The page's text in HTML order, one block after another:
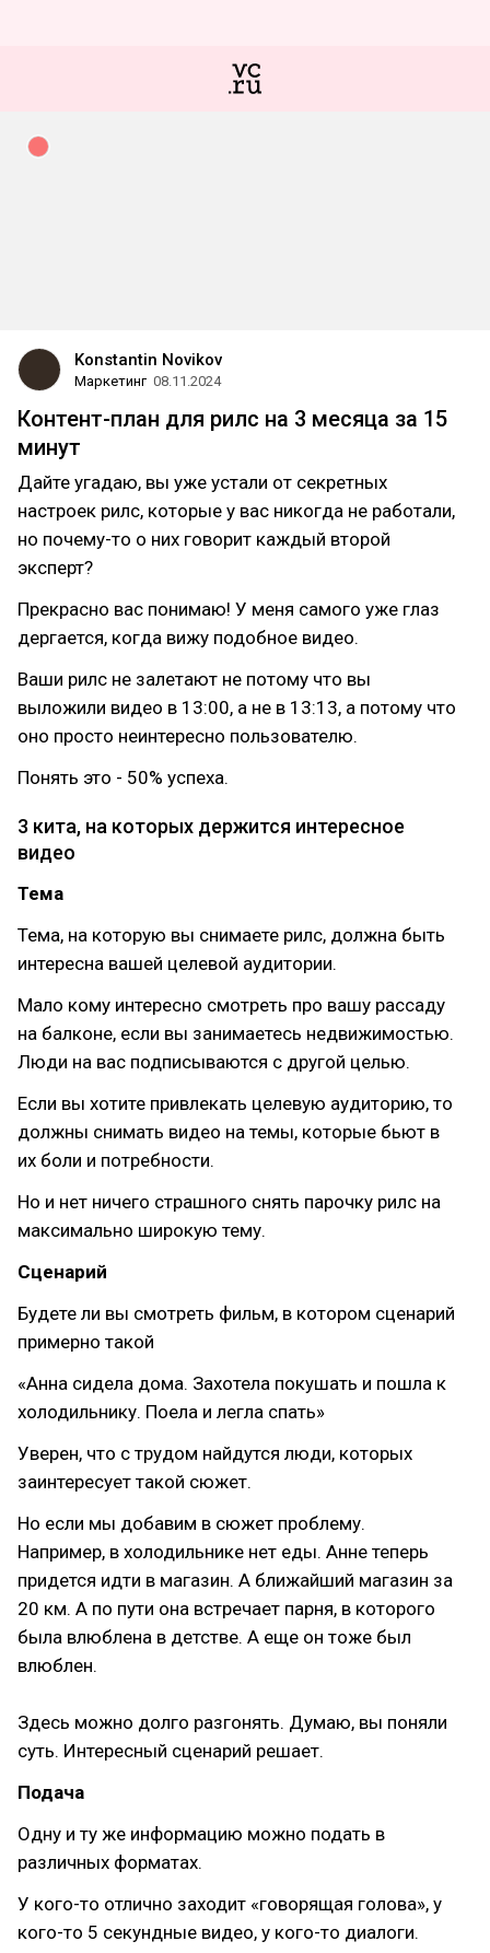
Konstantin Novikov
Маркетинг 08.11.2024
Контент-план для рилс на 3 месяца за 15
минут
Дайте угадаю, вы уже устали от секретных
настроек рилс, которые у вас никогда не работали,
но почему-то о них говорит каждый второй
эксперт?
Прекрасно вас понимаю! У меня самого уже глаз
дергается, когда вижу подобное видео.
Ваши рилс не залетают не потому что вы
выложили видео в 13:00, а не в 13:13, а потому что
оно просто неинтересно пользователю.
Понять это - 50% успеха.
3 кита, на которых держится интересное
видео
Тема
Тема, на которую вы снимаете рилс, должна быть
интересна вашей целевой аудитории.
Мало кому интересно смотреть про вашу рассаду
на балконе, если вы занимаетесь недвижимостью.
Люди на вас подписываются с другой целью.
Если вы хотите привлекать целевую аудиторию, то
должны снимать видео на темы, которые бьют в
их боли и потребности.
Но и нет ничего страшного снять парочку рилс на
максимально широкую тему.
Сценарий
Будете ли вы смотреть фильм, в котором сценарий
примерно такой
«Анна сидела дома. Захотела покушать и пошла к
холодильнику. Поела и легла спать»
Уверен, что с трудом найдутся люди, которых
заинтересует такой сюжет.
Но если мы добавим в сюжет проблему.
Например, в холодильнике нет еды. Анне теперь
придется идти в магазин. А ближайший магазин за
20 км. А по пути она встречает парня, в которого
была влюблена в детстве. А еще он тоже был
влюблен.
Здесь можно долго разгонять. Думаю, вы поняли
суть. Интересный сценарий решает.
Подача
Одну и ту же информацию можно подать в
различных форматах.
У кого-то отлично заходит «говорящая голова», у
кого-то 5 секундные видео, у кого-то диалоги.